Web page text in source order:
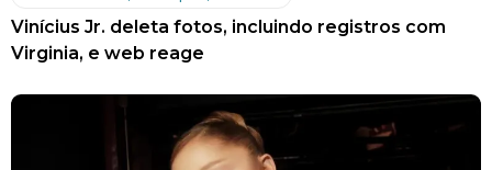
Vinícius Jr. deleta fotos, incluindo registros com
Virginia, e web reage